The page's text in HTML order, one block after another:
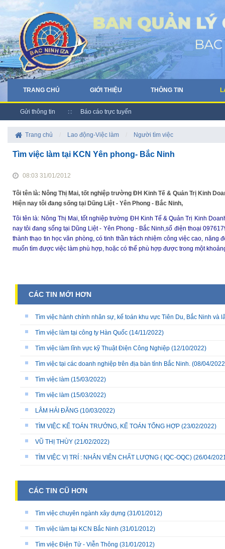
TRANG CHỦ GIỚI THIỆU THÔNG TIN
Gửi thông tin Báo cáo trực tuyến
Trang chủ Lao động-Việc làm Người tìm việc
Tìm việc làm tại KCN Yên phong- Bắc Ninh
08:03 31/01/2012
Tôi tên là: Nông Thị Mai, tốt nghiệp trường ĐH Kinh Tế & Quản Trị Kinh
Hiện nay tôi đang sống tại Dũng Liệt - Yên Phong - Bắc Ninh,
Tôi tên là: Nông Thị Mai, tốt nghiệp trường ĐH Kinh Tế & Quản Trị Kinh
nay tôi đang sống tại Dũng Liệt - Yên Phong - Bắc Ninh,số điện thoại
thành thạo tin học văn phòng, có tinh thần trách nhiệm công việc cao,
muốn tìm được việc làm phù hợp, hoặc có thể phù hợp được trong một
CÁC TIN MỚI HƠN
Tìm việc hành chính nhân sự, kế toán khu vực Tiên Du, Bắc Ninh và
Tìm việc làm tại công ty Hàn Quốc (14/11/2022)
Tìm việc làm lĩnh vực kỹ Thuật Điện Công Nghiệp (12/10/2022)
Tìm việc tại các doanh nghiệp trên địa bàn tỉnh Bắc Ninh. (08/04/
Tìm việc làm (15/03/2022)
Tìm việc làm (15/03/2022)
LÂM HẢI ĐĂNG (10/03/2022)
TÌM VIỆC KẾ TOÁN TRƯỞNG, KẾ TOÁN TỔNG HỢP (23/02/2022)
VŨ THỊ THÙY (21/02/2022)
TÌM VIỆC VỊ TRÍ : NHÂN VIÊN CHẤT LƯỢNG ( IQC-OQC) (26/04/
CÁC TIN CŨ HƠN
Tìm việc chuyên ngành xây dựng (31/01/2012)
Tìm việc làm tại KCN Bắc Ninh (31/01/2012)
Tìm việc Điện Tử - Viễn Thông (31/01/2012)